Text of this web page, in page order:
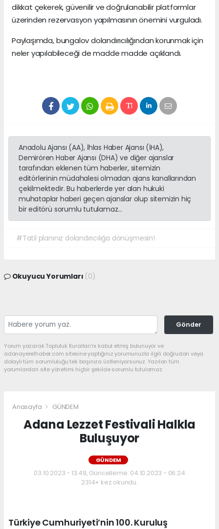
dikkat çekerek, güvenilir ve doğrulanabilir platformlar
üzerinden rezervasyon yapılmasının önemini vurguladı.
Paylaşımda, bungalov dolandırıcılığından korunmak için
neler yapılabileceği de madde madde açıklandı.
Anadolu Ajansı (AA), İhlas Haber Ajansı (İHA),
Demirören Haber Ajansı (DHA) ve diğer ajanslar
tarafından eklenen tüm haberler, sitemizin
editörlerinin müdahalesi olmadan ajans kanallarından
çekilmektedir. Bu haberlerde yer alan hukuki
muhataplar haberi geçen ajanslar olup sitemizin hiç
bir editörü sorumlu tutulamaz...
#Tatil planınız dolandırıcılığa dönüşmesin!
Okuyucu Yorumları (0)
Gönder
Yorum yazarak Topluluk Kuralları’nı kabul etmiş bulunuyor ve
adanayerelhaber.com sitesine yaptığınız yorumunuzla ilgili doğrudan veya
dolaylı tüm sorumluluğu tek başınıza üstleniyorsunuz. Yazılan tüm
yorumlardan site yönetimi hiçbir şekilde sorumlu tutulamaz.
Anasayfa GÜNDEM
Adana Lezzet Festivali Halkla
Buluşuyor
GÜNDEM
03.10.2023 - 13:49, Güncelleme: 04.10.2023 - 06:24
2314+ kez okundu.
Türkiye Cumhuriyeti’nin 100. Kuruluş